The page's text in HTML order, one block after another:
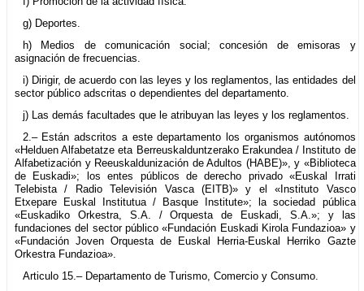
g) Deportes.
h) Medios de comunicación social; concesión de emisoras y
asignación de frecuencias.
i) Dirigir, de acuerdo con las leyes y los reglamentos, las entidades del
sector público adscritas o dependientes del departamento.
j) Las demás facultades que le atribuyan las leyes y los reglamentos.
2.– Están adscritos a este departamento los organismos autónomos
«Helduen Alfabetatze eta Berreuskalduntzerako Erakundea / Instituto de
Alfabetización y Reeuskaldunización de Adultos (HABE)», y «Biblioteca
de Euskadi»; los entes públicos de derecho privado «Euskal Irrati
Telebista / Radio Televisión Vasca (EITB)» y el «Instituto Vasco
Etxepare Euskal Institutua / Basque Institute»; la sociedad pública
«Euskadiko Orkestra, S.A. / Orquesta de Euskadi, S.A.»; y las
fundaciones del sector público «Fundación Euskadi Kirola Fundazioa» y
«Fundación Joven Orquesta de Euskal Herria-Euskal Herriko Gazte
Orkestra Fundazioa».
Articulo 15.– Departamento de Turismo, Comercio y Consumo.